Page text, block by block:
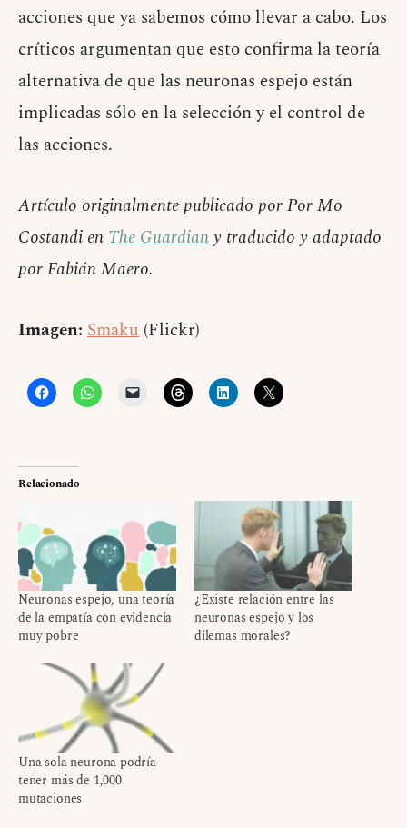
acciones que ya sabemos cómo llevar a cabo. Los
críticos argumentan que esto confirma la teoría
alternativa de que las neuronas espejo están
implicadas sólo en la selección y el control de
las acciones.
Artículo originalmente publicado por Por Mo
Costandi enThe Guardiany traducido y adaptado
por Fabián Maero.
Imagen: Smaku (Flickr)
Relacionado
Neuronas espejo, una teoría
de la empatía con evidencia
muy pobre
¿Existe relación entre las
neuronas espejo y los
dilemas morales?
Una sola neurona podría
tener más de 1,000
mutaciones